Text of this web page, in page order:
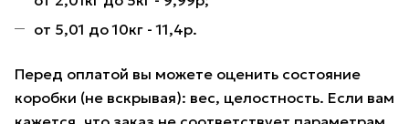
от 5,01 до 10кг - 11,4р.
Перед оплатой вы можете оценить состояние
коробки (не вскрывая): вес, целостность. Если вам